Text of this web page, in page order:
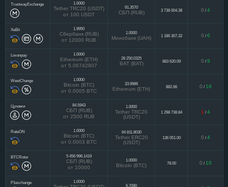
TrustwayExchange 1.0000
Tether TRC20 (USDT)
от 100 USDT
91.3570
СБП (RUB) 3 738 004.38 0 / 4
XeBit 1.9950
Сбербанк (RUB)
от 12000 RUB
1.0000
Монобанк (UAH) 1 186 307.32 0 / 6
Lovanpay 1.0000
Ethereum (ETH)
от 5.06742907
28 250.0325
BAT (BAT) 883 620.09 0 / 9
WestChange 1.0000
Bitcoin (BTC)
от 0.0005 BTC
33.9986
Ethereum (ETH) 882.66 0 / 18
Цунами 84.5943
СБП (RUB)
от 2500 RUB
1.0000
Tether TRC20
(USDT)
1 298 738.84 1 / 4
RateON 1.0000
Bitcoin (BTC)
от 0.0003 BTC
64 811.8030
Tether ERC20
(USDT)
136 051.00 0 / 4
BTCRotor 5 456 996.1419
СБП (RUB)
от 10000
1.0000
Bitcoin (BTC) 78.00 0 / 10
P1exchange 1.0000
6.7090